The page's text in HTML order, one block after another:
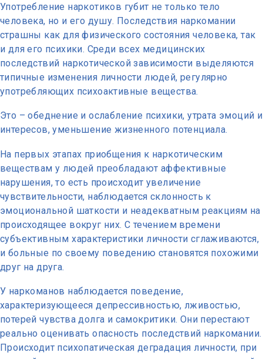
Употребление наркотиков губит не только тело
человека, но и его душу. Последствия наркомании
страшны как для физического состояния человека, так
и для его психики. Среди всех медицинских
последствий наркотической зависимости выделяются
типичные изменения личности людей, регулярно
употребляющих психоактивные вещества.
Это – обеднение и ослабление психики, утрата эмоций и
интересов, уменьшение жизненного потенциала.
На первых этапах приобщения к наркотическим
веществам у людей преобладают аффективные
нарушения, то есть происходит увеличение
чувствительности, наблюдается склонность к
эмоциональной шаткости и неадекватным реакциям на
происходящее вокруг них. С течением времени
субъективным характеристики личности сглаживаются,
и больные по своему поведению становятся похожими
друг на друга.
У наркоманов наблюдается поведение,
характеризующееся депрессивностью, лживостью,
потерей чувства долга и самокритики. Они перестают
реально оценивать опасность последствий наркомании.
Происходит психопатическая деградация личности, при